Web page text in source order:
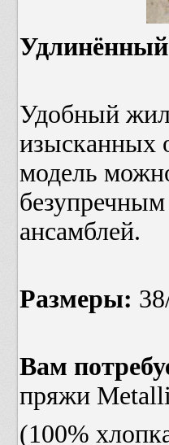
Удобный
изысканных
модель
ансамблей.
Размеры:
Вам
пряжи
(100%